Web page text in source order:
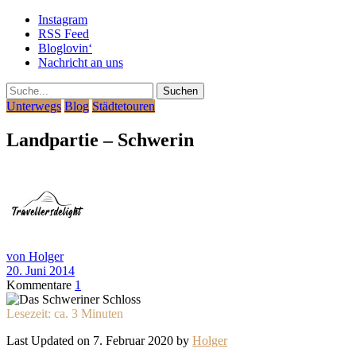
Instagram
RSS Feed
Bloglovin‘
Nachricht an uns
Suche
Unterwegs Blog Städtetouren
Landpartie – Schwerin
von Holger
20. Juni 2014
Kommentare 1
Lesezeit: ca. 3 Minuten
Last Updated on 7. Februar 2020 by Holger